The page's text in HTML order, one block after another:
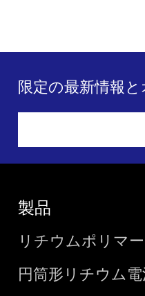
限定の最新情報
製品
リチウムポリマ
円筒形リチウム